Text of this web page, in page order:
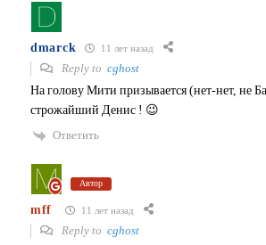
dmarck 11 лет назад
Reply to cghost
На голову Мити призывается (нет-нет, не
строжайший Денис ! 😉
Ответить
Автор
mff 11 лет назад
Reply to cghost